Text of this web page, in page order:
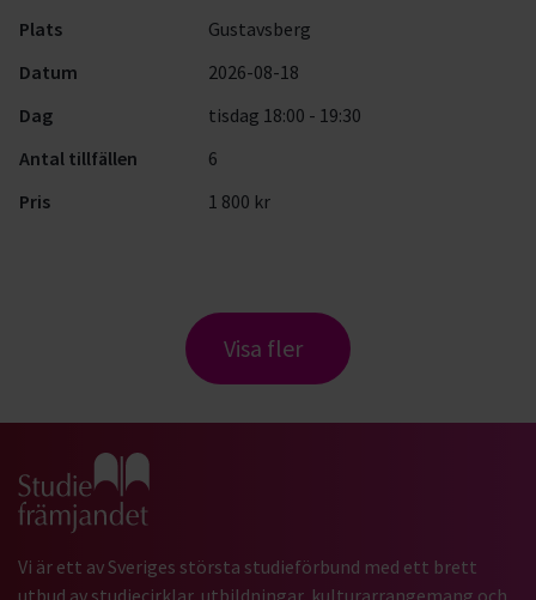
Plats
Gustavsberg
Datum
2026-08-18
Dag
tisdag 18:00 - 19:30
Antal tillfällen
6
Pris
1 800 kr
Visa fler
Gå till studiefrämjandets startsida
Vi är ett av Sveriges största studieförbund med ett brett
utbud av studiecirklar, utbildningar, kulturarrangemang och